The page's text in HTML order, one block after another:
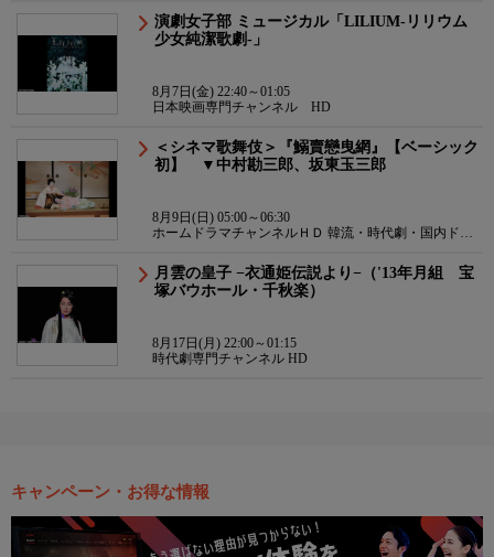
演劇女子部 ミュージカル「LILIUM-リリウム
少女純潔歌劇-」
8月7日(金) 22:40～01:05
日本映画専門チャンネル HD
＜シネマ歌舞伎＞『鰯賣戀曳網』【ベーシック
初】 ▼中村勘三郎、坂東玉三郎
8月9日(日) 05:00～06:30
ホームドラマチャンネルＨＤ 韓流・時代劇・国内ドラ
月雲の皇子 −衣通姫伝説より−（'13年月組 宝
塚バウホール・千秋楽）
8月17日(月) 22:00～01:15
時代劇専門チャンネル HD
キャンペーン・お得な情報